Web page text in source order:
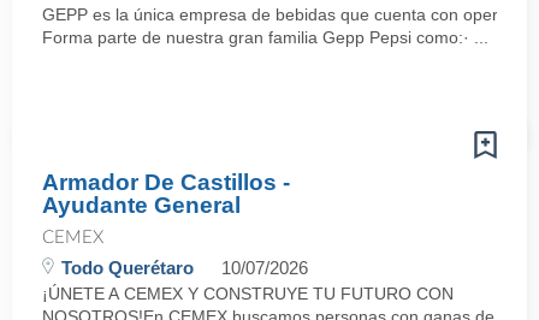
GEPP es la única empresa de bebidas que cuenta con
Forma parte de nuestra gran familia Gepp Pepsi como:· ...
Armador De Castillos -
Ayudante General
CEMEX
Todo Querétaro 10/07/2026
¡ÚNETE A CEMEX Y CONSTRUYE TU FUTURO CON